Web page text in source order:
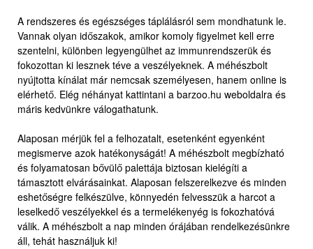
A rendszeres és egészséges táplálásról sem mondhatunk le.
Vannak olyan időszakok, amikor komoly figyelmet kell erre
szentelni, különben legyengülhet az immunrendszerük és
fokozottan ki lesznek téve a veszélyeknek. A méhészbolt
nyújtotta kínálat már nemcsak személyesen, hanem online is
elérhető. Elég néhányat kattintani a barzoo.hu weboldalra és
máris kedvünkre válogathatunk.
Alaposan mérjük fel a felhozatalt, esetenként egyenként
megismerve azok hatékonyságát! A méhészbolt megbízható
és folyamatosan bővülő palettája biztosan kielégíti a
támasztott elvárásainkat. Alaposan felszerelkezve és minden
eshetőségre felkészülve, könnyedén felvesszük a harcot a
leselkedő veszélyekkel és a termelékenyég is fokozhatóvá
válik. A méhészbolt a nap minden órájában rendelkezésünkre
áll, tehát használjuk ki!